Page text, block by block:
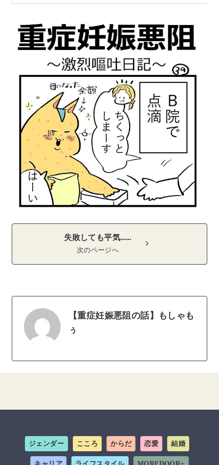
失敗しても平気……
次のページへ
【重症妊娠悪阻の話】もしゃも
ぅ
ジェンダー こころ からだ 恋愛 結婚